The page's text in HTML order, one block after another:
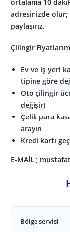
ortalama 10
adresinizde olur;
paylaşırız.
Çilingir
Ev ve iş yeri
tipine göre
Oto çilingir
değişir)
Çelik para
arayın
Kredi kartı
E-MAİL ;
Bölge servisi